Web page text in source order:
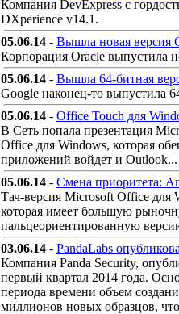
Компания DevExpress с
DXperience v14.1.
05.06.14 - Вышла новая версия
Корпорация Oracle выпустила
05.06.14 - Вышла 64-битная
Google наконец-то выпустила
05.06.14 - Office Touch для
В Сеть попала презентация
Office для Windows, которая
приложений войдет и Outlook...
05.06.14 - Смена приоритета:
Тач-версия Microsoft Office для
которая имеет большую
пальцеориентированную
03.06.14 - PandaLabs
Компания Panda Security,
первый квартал 2014 года.
периода времени объем
миллионов новых образцов,